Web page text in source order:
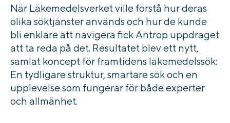
När Läkemedelsverket ville förstå hur deras
olika söktjänster används och hur de kunde
bli enklare att navigera fick Antrop uppdraget
att ta reda på det. Resultatet blev ett nytt,
samlat koncept för framtidens läkemedelssök:
En tydligare struktur, smartare sök och en
upplevelse som fungerar för både experter
och allmänhet.